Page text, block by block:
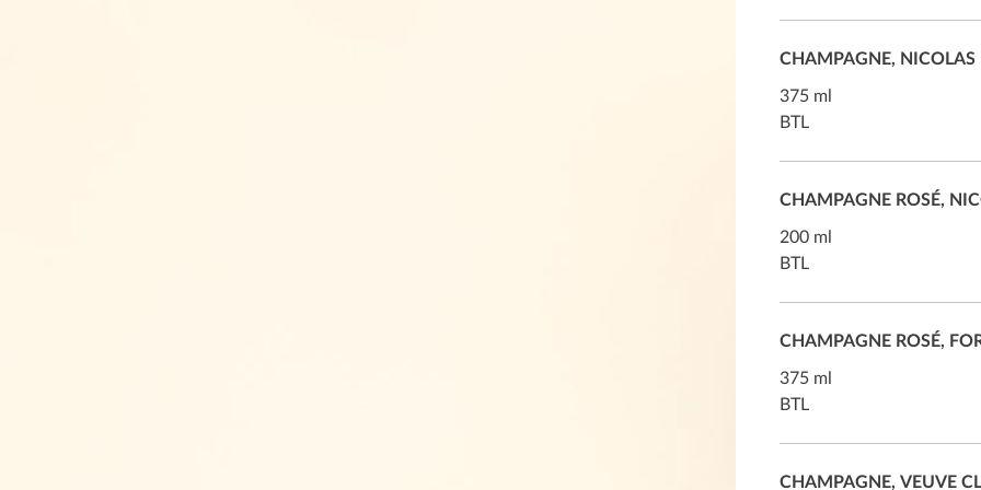
CHAMPAGNE, NICOLAS
375 ml
BTL
CHAMPAGNE ROSÉ,
200 ml
BTL
CHAMPAGNE ROSÉ,
375 ml
BTL
CHAMPAGNE, VEUVE